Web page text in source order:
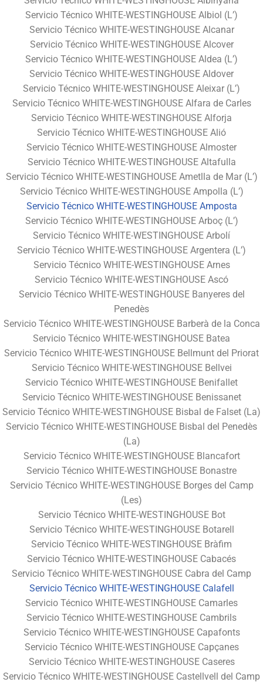
Servicio Técnico WHITE-WESTINGHOUSE Albiol (L’)
Servicio Técnico WHITE-WESTINGHOUSE Alcanar
Servicio Técnico WHITE-WESTINGHOUSE Alcover
Servicio Técnico WHITE-WESTINGHOUSE Aldea (L’)
Servicio Técnico WHITE-WESTINGHOUSE Aldover
Servicio Técnico WHITE-WESTINGHOUSE Aleixar (L’)
Servicio Técnico WHITE-WESTINGHOUSE Alfara de Carles
Servicio Técnico WHITE-WESTINGHOUSE Alforja
Servicio Técnico WHITE-WESTINGHOUSE Alió
Servicio Técnico WHITE-WESTINGHOUSE Almoster
Servicio Técnico WHITE-WESTINGHOUSE Altafulla
Servicio Técnico WHITE-WESTINGHOUSE Ametlla de Mar (L’)
Servicio Técnico WHITE-WESTINGHOUSE Ampolla (L’)
Servicio Técnico WHITE-WESTINGHOUSE Amposta
Servicio Técnico WHITE-WESTINGHOUSE Arboç (L’)
Servicio Técnico WHITE-WESTINGHOUSE Arbolí
Servicio Técnico WHITE-WESTINGHOUSE Argentera (L’)
Servicio Técnico WHITE-WESTINGHOUSE Arnes
Servicio Técnico WHITE-WESTINGHOUSE Ascó
Servicio Técnico WHITE-WESTINGHOUSE Banyeres del
Penedès
Servicio Técnico WHITE-WESTINGHOUSE Barberà de la Conca
Servicio Técnico WHITE-WESTINGHOUSE Batea
Servicio Técnico WHITE-WESTINGHOUSE Bellmunt del Priorat
Servicio Técnico WHITE-WESTINGHOUSE Bellvei
Servicio Técnico WHITE-WESTINGHOUSE Benifallet
Servicio Técnico WHITE-WESTINGHOUSE Benissanet
Servicio Técnico WHITE-WESTINGHOUSE Bisbal de Falset (La)
Servicio Técnico WHITE-WESTINGHOUSE Bisbal del Penedès
(La)
Servicio Técnico WHITE-WESTINGHOUSE Blancafort
Servicio Técnico WHITE-WESTINGHOUSE Bonastre
Servicio Técnico WHITE-WESTINGHOUSE Borges del Camp
(Les)
Servicio Técnico WHITE-WESTINGHOUSE Bot
Servicio Técnico WHITE-WESTINGHOUSE Botarell
Servicio Técnico WHITE-WESTINGHOUSE Bràfim
Servicio Técnico WHITE-WESTINGHOUSE Cabacés
Servicio Técnico WHITE-WESTINGHOUSE Cabra del Camp
Servicio Técnico WHITE-WESTINGHOUSE Calafell
Servicio Técnico WHITE-WESTINGHOUSE Camarles
Servicio Técnico WHITE-WESTINGHOUSE Cambrils
Servicio Técnico WHITE-WESTINGHOUSE Capafonts
Servicio Técnico WHITE-WESTINGHOUSE Capçanes
Servicio Técnico WHITE-WESTINGHOUSE Caseres
Servicio Técnico WHITE-WESTINGHOUSE Castellvell del Camp